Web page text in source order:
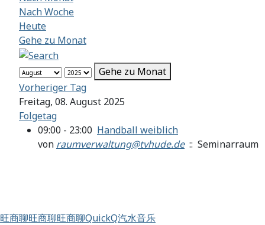
Nach Woche
Heute
Gehe zu Monat
Gehe zu Monat
Vorheriger Tag
Freitag, 08. August 2025
Folgetag
09:00 - 23:00 Handball weiblich
von raumverwaltung@tvhude.de:: Seminarraum
旺商聊旺商聊旺商聊QuickQ汽水音乐